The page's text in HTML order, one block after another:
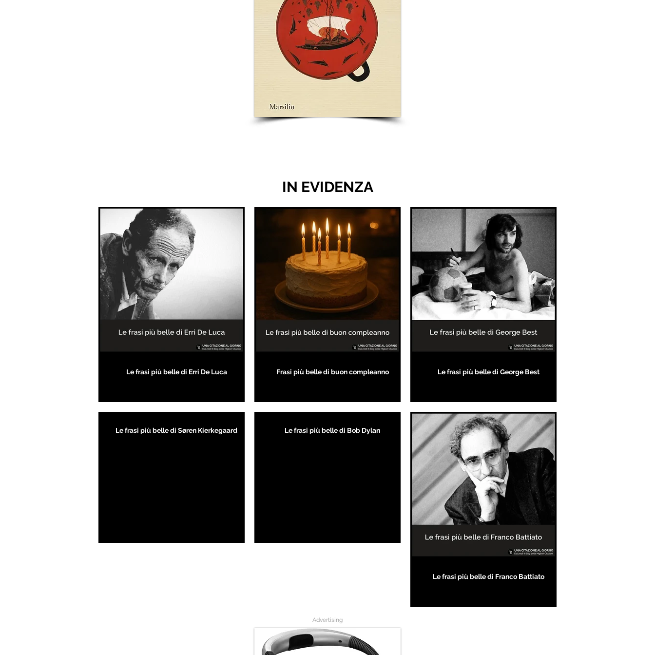
IN EVIDENZA
Le frasi più belle di Erri De Luca Frasi più belle di buon compleanno Le frasi più belle di George Best
Le frasi più belle di Søren Kierkegaard Le frasi più belle di Bob Dylan
Le frasi più belle di Franco Battiato
Advertising